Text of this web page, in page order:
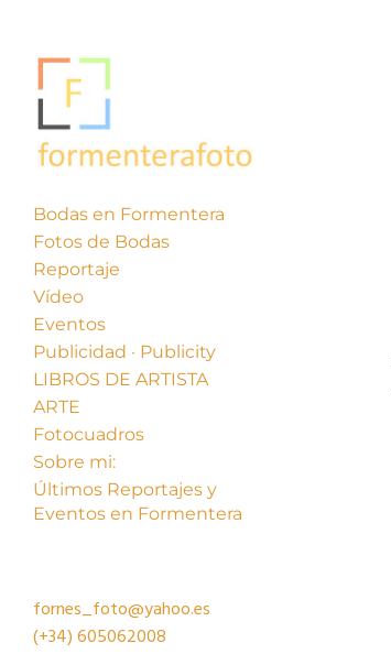
Bodas en Formentera
Fotos de Bodas
Reportaje
Vídeo
Eventos
Publicidad · Publicity
LIBROS DE ARTISTA
ARTE
Fotocuadros
Sobre mi:
Últimos Reportajes y
Eventos en Formentera
fornes_foto@yahoo.es
(+34)605062008
« Anterior